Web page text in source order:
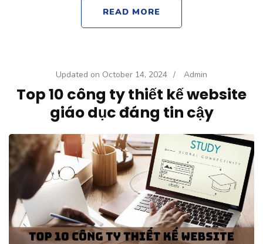
READ MORE
Updated on October 14, 2024 / Admin
Top 10 công ty thiết kế website
giáo dục đáng tin cậy